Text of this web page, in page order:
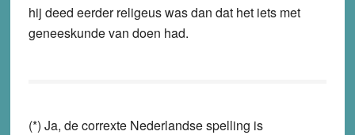
hij deed eerder religeus was dan dat het iets met
geneeskunde van doen had.
(*) Ja, de correxte Nederlandse spelling is